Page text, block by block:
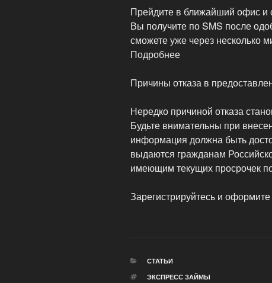
Прейдите в ближайший офис и
Вы получите по SMS после
сможете уже через несколько
Подробнее
Причины отказа в
Нередко причиной отказа
Будьте внимательны при
информация должна быть
выдаются гражданам
имеющим текущих просрочек
Зарегистрируйтесь и
РУБРИКИ
СТАТЬИ
МЕТКИ
ЭКСПРЕСС ЗАЙМЫ